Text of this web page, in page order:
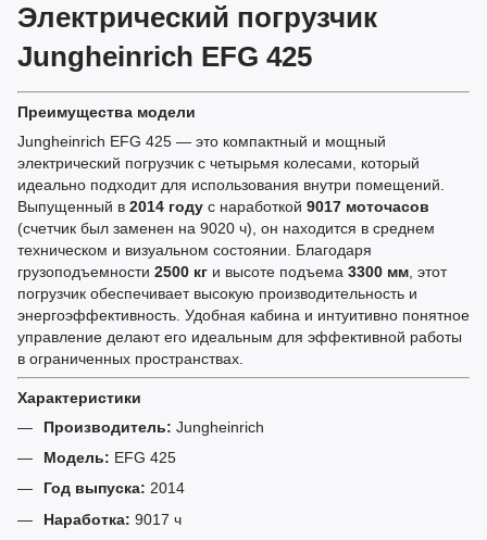
Электрический погрузчик
Jungheinrich EFG 425
Преимущества модели
Jungheinrich EFG 425 — это компактный и мощный
электрический погрузчик с четырьмя колесами, который
идеально подходит для использования внутри помещений.
Выпущенный в 2014 году с наработкой 9017 моточасов
(счетчик был заменен на 9020 ч), он находится в среднем
техническом и визуальном состоянии. Благодаря
грузоподъемности 2500 кг и высоте подъема 3300 мм , этот
погрузчик обеспечивает высокую производительность и
энергоэффективность. Удобная кабина и интуитивно понятное
управление делают его идеальным для эффективной работы
в ограниченных пространствах.
Характеристики
Производитель: Jungheinrich
Модель: EFG 425
Год выпуска: 2014
Наработка: 9017 ч